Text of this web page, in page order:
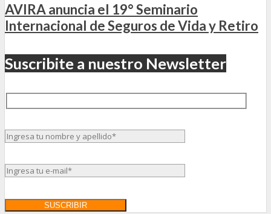
AVIRA anuncia el 19° Seminario
Internacional de Seguros de Vida y Retiro
Suscribite a nuestro Newsletter